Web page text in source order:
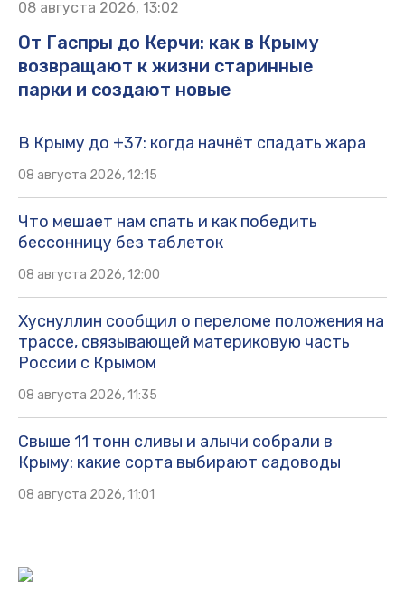
08 августа 2026, 13:02
От Гаспры до Керчи: как в Крыму
возвращают к жизни старинные
парки и создают новые
В Крыму до +37: когда начнёт спадать жара
08 августа 2026, 12:15
Что мешает нам спать и как победить
бессонницу без таблеток
08 августа 2026, 12:00
Хуснуллин сообщил о переломе положения на
трассе, связывающей материковую часть
России с Крымом
08 августа 2026, 11:35
Свыше 11 тонн сливы и алычи собрали в
Крыму: какие сорта выбирают садоводы
08 августа 2026, 11:01